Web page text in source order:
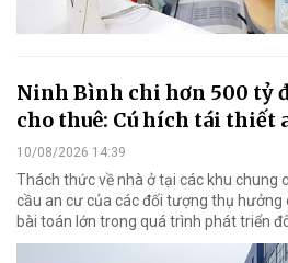
Ninh Bình chi hơn 500 tỷ
cho thuê: Cú hích tái thiết
10/08/2026 14:39
Thách thức về nhà ở tại các khu chung
cầu an cư của các đối tượng thụ hưởng
bài toán lớn trong quá trình phát triển